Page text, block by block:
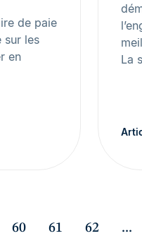
de paie
sur les
en
La
60 61 62 ...